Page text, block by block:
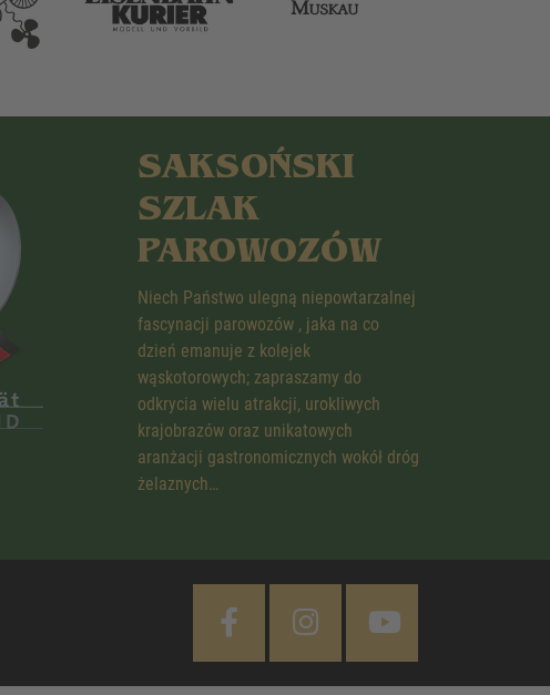
SAKSOŃSKI
SZLAK
PAROWOZÓW
Niech Państwo ulegną niepowtarzalnej
fascynacji parowozów , jaka na co
dzień emanuje z kolejek
wąskotorowych; zapraszamy do
odkrycia wielu atrakcji, urokliwych
krajobrazów oraz unikatowych
aranżacji gastronomicznych wokół dróg
żelaznych…